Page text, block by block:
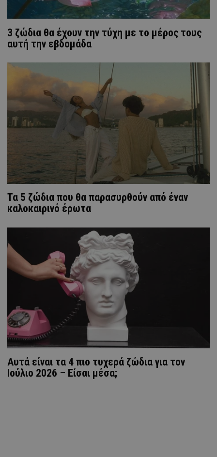
3 ζώδια θα έχουν την τύχη με το μέρος τους
αυτή την εβδομάδα
Τα 5 ζώδια που θα παρασυρθούν από έναν
καλοκαιρινό έρωτα
Aυτά είναι τα 4 πιο τυχερά ζώδια για τον
Ιούλιο 2026 – Είσαι μέσα;